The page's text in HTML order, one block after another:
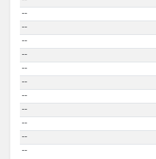
--
--
--
--
--
--
--
--
--
--
--